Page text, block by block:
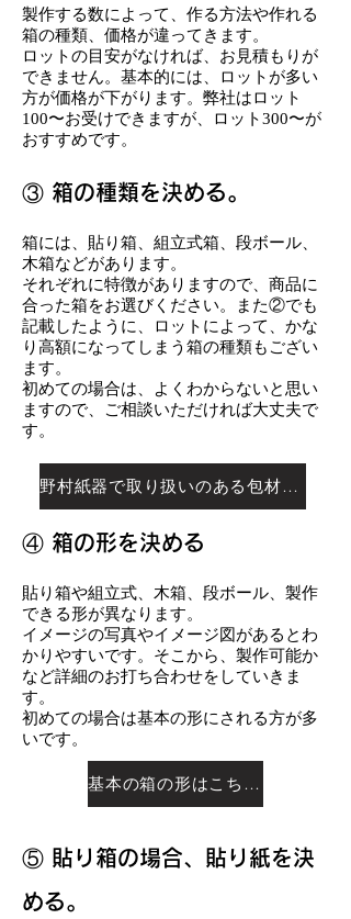
製作する数によって、作る方法や作れる
箱の種類、価格が違ってきます。
ロットの目安がなければ、お見積もりが
できません。基本的には、ロットが多い
方が価格が下がります。弊社はロット
100〜お受けできますが、ロット300〜が
おすすめです。
③ 箱の種類を決める。
箱には、貼り箱、組立式箱、段ボール、
木箱などがあります。
それぞれに特徴がありますので、商品に
合った箱をお選びください。また②でも
記載したように、ロットによって、かな
り高額になってしまう箱の種類もござい
ます。
初めての場合は、よくわからないと思い
ますので、ご相談いただければ大丈夫で
す。
野村紙器で取り扱いのある包材はこちらでご紹介しています ＞
④ 箱の形を決める
貼り箱や組立式、木箱、段ボール、製作
できる形が異なります。
イメージの写真やイメージ図があるとわ
かりやすいです。そこから、製作可能か
など詳細のお打ち合わせをしていきま
す。
初めての場合は基本の形にされる方が多
いです。
基本の箱の形はこちらでご紹介しています ＞
⑤ 貼り箱の場合、貼り紙を決
める。